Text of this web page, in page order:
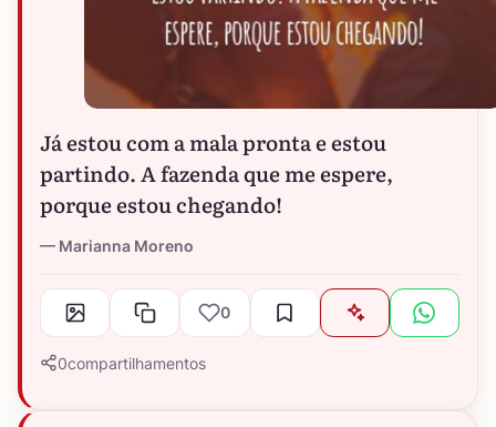
Já estou com a mala pronta e estou
partindo. A fazenda que me espere,
porque estou chegando!
Marianna Moreno
0
0compartilhamentos